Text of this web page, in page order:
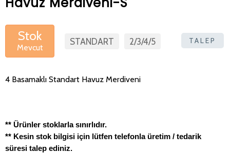
Stok
Mevcut
STANDART 2/3/4/5 TALEP
4 Basamaklı Standart Havuz Merdiveni
** Ürünler stoklarla sınırlıdır.
** Kesin stok bilgisi için lütfen telefonla üretim / tedarik
süresi talep ediniz.